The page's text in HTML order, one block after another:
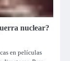
nuclear?
en películas